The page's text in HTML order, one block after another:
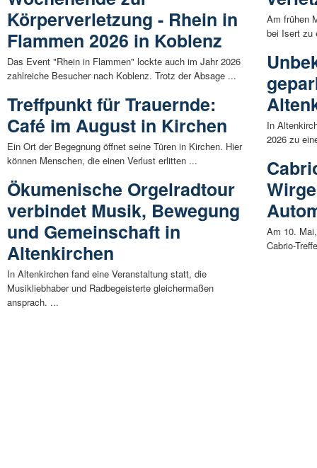
Körperverletzung - Rhein in
Flammen 2026 in Koblenz
Das Event "Rhein in Flammen" lockte auch im Jahr 2026
zahlreiche Besucher nach Koblenz. Trotz der Absage ...
Treffpunkt für Trauernde:
Café im August in Kirchen
Ein Ort der Begegnung öffnet seine Türen in Kirchen. Hier
können Menschen, die einen Verlust erlitten ...
Ökumenische Orgelradtour
verbindet Musik, Bewegung
und Gemeinschaft in
Altenkirchen
In Altenkirchen fand eine Veranstaltung statt, die
Musikliebhaber und Radbegeisterte gleichermaßen
ansprach. ...
Am frühen
bei Isert zu
In
2026 zu
Am 10.
Cabrio-